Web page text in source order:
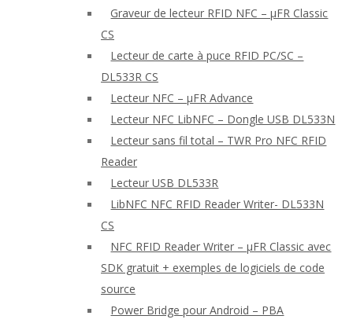
Graveur de lecteur RFID NFC – μFR Classic
CS
Lecteur de carte à puce RFID PC/SC –
DL533R CS
Lecteur NFC – μFR Advance
Lecteur NFC LibNFC – Dongle USB DL533N
Lecteur sans fil total – TWR Pro NFC RFID
Reader
Lecteur USB DL533R
LibNFC NFC RFID Reader Writer- DL533N
CS
NFC RFID Reader Writer – μFR Classic avec
SDK gratuit + exemples de logiciels de code
source
Power Bridge pour Android – PBA